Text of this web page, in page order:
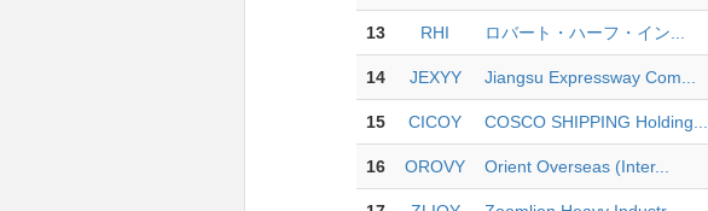
13 RHI ロバート・ハーフ・イン...
14 JEXYY Jiangsu Expressway Com...
15 CICOY COSCO SHIPPING Holding...
16 OROVY Orient Overseas (Inter...